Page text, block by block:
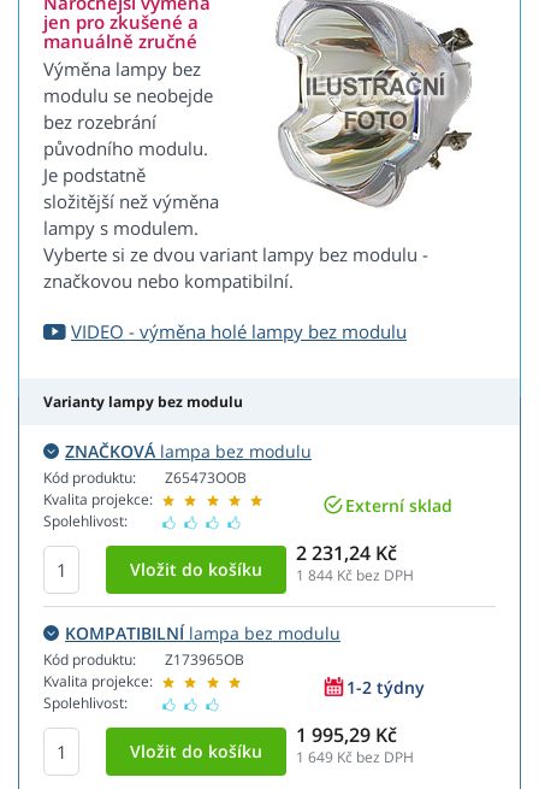
jen pro zkušené a
manuálně zručné
Výměna lampy bez
modulu se neobejde
bez rozebrání
původního modulu.
Je podstatně
složitější než výměna
lampy s modulem.
Vyberte si ze dvou variant lampy bez modulu -
značkovou nebo kompatibilní.
VIDEO - výměna holé lampy bez modulu
Varianty lampy bez modulu
ZNAČKOVÁ lampa bez modulu
Kód produktu:
Kvalita projekce:
Spolehlivost:
Z65473OOB
Externí sklad
2 231,24 Kč
1 844 Kč bez DPH
KOMPATIBILNÍlampa bez modulu
Kód produktu:
Kvalita projekce:
Spolehlivost:
Z173965OB
1-2 týdny
1 995,29 Kč
1 649 Kč bez DPH